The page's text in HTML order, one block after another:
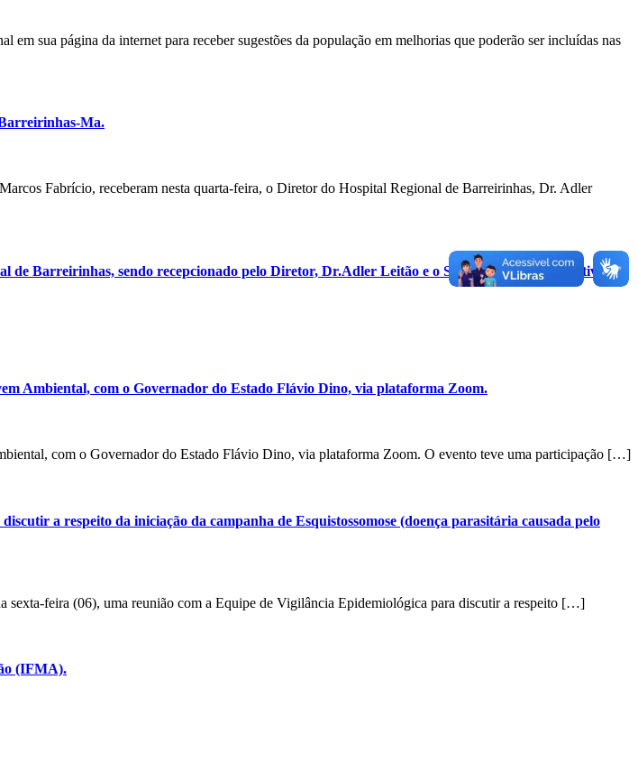
sua página da internet para receber sugestões da população em melhorias que poderão ser incluídas nas
Ma.
Fabrício, receberam nesta quarta-feira, o Diretor do Hospital Regional de Barreirinhas, Dr. Adler
de Barreirinhas, sendo recepcionado pelo Diretor, Dr.Adler Leitão e o Supervisor Administrativo,
Ambiental, com o Governador do Estado Flávio Dino, via plataforma Zoom.
com o Governador do Estado Flávio Dino, via plataforma Zoom. O evento teve uma participação […]
a respeito da iniciação da campanha de Esquistossomose (doença parasitária causada pelo
sexta-feira (06), uma reunião com a Equipe de Vigilância Epidemiológica para discutir a respeito […]
(IFMA).